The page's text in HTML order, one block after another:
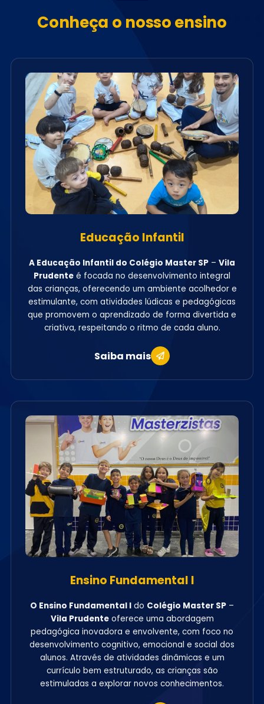
Conheça o nosso ensino
Educação Infantil
A Educação Infantil do Colégio Master SP – Vila
Prudente é focada no desenvolvimento integral
das crianças, oferecendo um ambiente acolhedor e
estimulante, com atividades lúdicas e pedagógicas
que promovem o aprendizado de forma divertida e
criativa, respeitando o ritmo de cada aluno.
Saiba mais
Ensino Fundamental I
O Ensino Fundamental I do Colégio Master SP –
Vila Prudenteoferece uma abordagem
pedagógica inovadora e envolvente, com foco no
desenvolvimento cognitivo, emocional e social dos
alunos. Através de atividades dinâmicas e um
currículo bem estruturado, as crianças são
estimuladas a explorar novos conhecimentos.